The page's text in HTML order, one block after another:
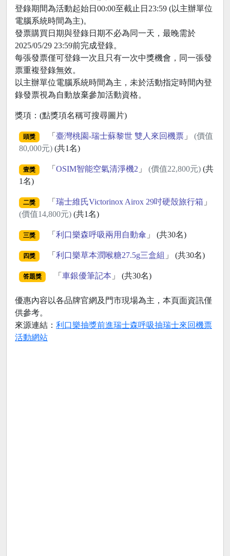
登錄期間為活動起始日00:00至截止日23:59 (以主辦單位
電腦系統時間為主)。
發票購買日期與登錄日期不必為同一天，最晚需於
2025/05/29 23:59前完成登錄。
每張發票僅可登錄一次且只有一次中獎機會，同一張發
票重複登錄無效。
以主辦單位電腦系統時間為主，未於活動指定時間內登
錄發票視為自動放棄參加活動資格。
獎項：(點獎項名稱可搜尋圖片)
頭獎 「 臺灣桃園-瑞士蘇黎世 雙人來回機票」 (價值
80,000元) (共1名)
壹獎 「 OSIM智能空氣清淨機2 」 (價值22,800元)(共
1名)
二獎 「 瑞士維氏Victorinox Airox 29吋硬殼旅行箱 」
(價值14,800元) (共1名)
三獎 「 利口樂森呼吸兩用自動傘 」 (共30名)
四獎 「 利口樂草本潤喉糖27.5g三盒組 」 (共30名)
答題獎 「 車銀優筆記本 」 (共30名)
優惠內容以各品牌官網及門市現場為主，本頁面資訊僅
供參考。
來源連結： 利口樂抽獎前進瑞士森呼吸抽瑞士來回機票
活動網站